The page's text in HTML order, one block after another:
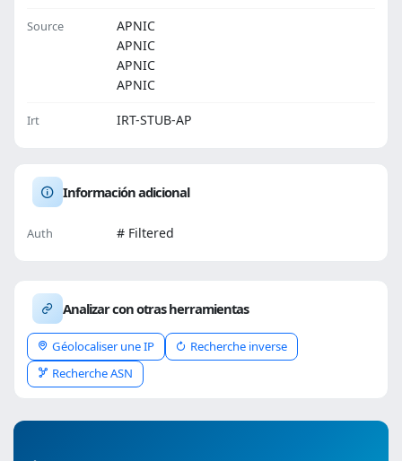
Source
APNIC
APNIC
APNIC
APNIC
Irt IRT-STUB-AP
Información adicional
Auth # Filtered
Analizar con otras herramientas
Géolocaliser une IP
Recherche inverse
Recherche ASN